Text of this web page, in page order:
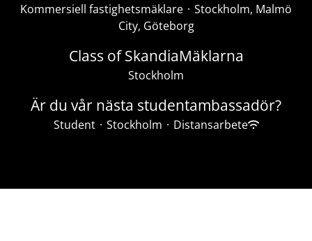
Kommersiell fastighetsmäklare · Stockholm, Malmö
City, Göteborg
Class of SkandiaMäklarna
Stockholm
Är du vår nästa studentambassadör?
Student · Stockholm · Distansarbete